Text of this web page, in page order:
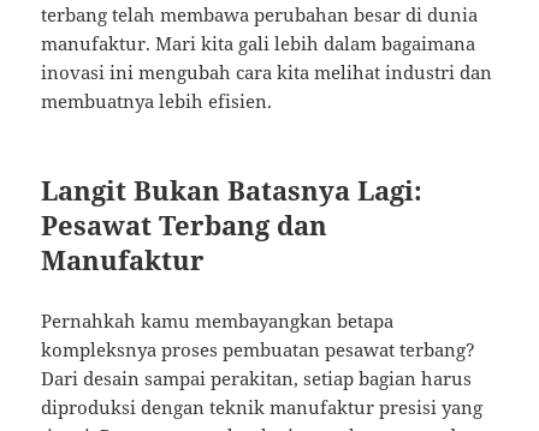
terbang telah membawa perubahan besar di dunia
manufaktur. Mari kita gali lebih dalam bagaimana
inovasi ini mengubah cara kita melihat industri dan
membuatnya lebih efisien.
Langit Bukan Batasnya Lagi:
Pesawat Terbang dan
Manufaktur
Pernahkah kamu membayangkan betapa
kompleksnya proses pembuatan pesawat terbang?
Dari desain sampai perakitan, setiap bagian harus
diproduksi dengan teknik manufaktur presisi yang